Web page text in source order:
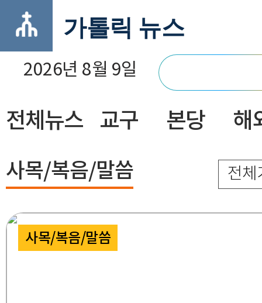
가톨릭 뉴스
2026년 8월 9일
닫기
전체뉴스 교구 본당 해
사목/복음/말씀 전체
사목/복음/말씀